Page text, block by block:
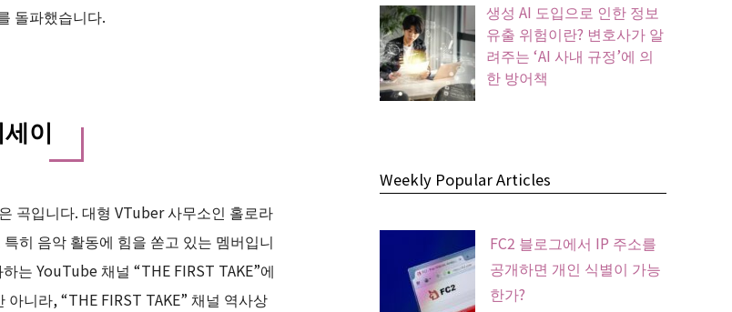
돌파했습니다.
이
곡입니다. 대형 VTuber 사무소인 홀로라
히 음악 활동에 힘을 쏟고 있는 멤버입니
는 YouTube 채널 “THE FIRST TAKE”에
니라, “THE FIRST TAKE” 채널 역사상
생성 AI 도입으로 인한 정보
유출 위험이란? 변호사가 알
려주는 ‘AI 사내 규정’에 의
한 방어책
Weekly Popular Articles
FC2 블로그에서 IP 주소를
공개하면 개인 식별이 가능
한가?